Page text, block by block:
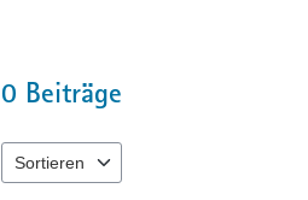
0 Beiträge
Sortieren